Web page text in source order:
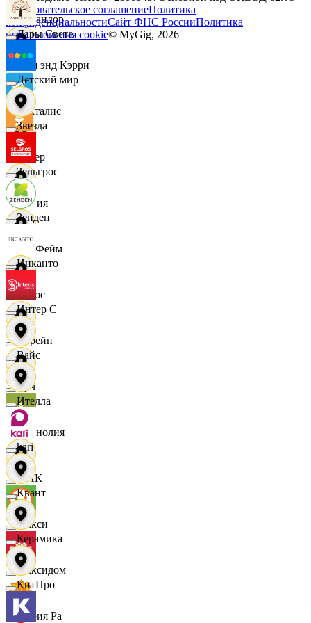
Командор
Кэш энд Кэрри
Лакталис
Левер
Линия
ЛисФейм
Логос
Лорейн
Луч
Магнолия
МАК
Макси
Максидом
Мария Ра
Дары Света
Детский мир
Звезда
Зельгрос
Зенден
Инканто
Интер С
Вайс
Ителла
kari
Квант
Керамика
КитПро
Пользовательское соглашениеПолитика
конфиденциальностиСайт ФНС РоссииПолитика
использования cookie© MyGig, 2026